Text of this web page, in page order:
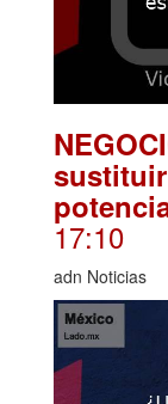
17:10
adn Noticias